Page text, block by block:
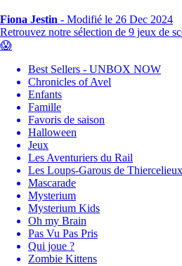
Fiona Jestin - Modifié le 26 Dec 2024
Retrouvez notre sélection de 9 jeux de
😱
Best Sellers - UNBOX NOW
Chronicles of Avel
Enfants
Famille
Favoris de saison
Halloween
Jeux
Les Aventuriers du Rail
Les Loups-Garous de Thiercelieux
Mascarade
Mysterium
Mysterium Kids
Oh my Brain
Pas Vu Pas Pris
Qui joue ?
Zombie Kittens